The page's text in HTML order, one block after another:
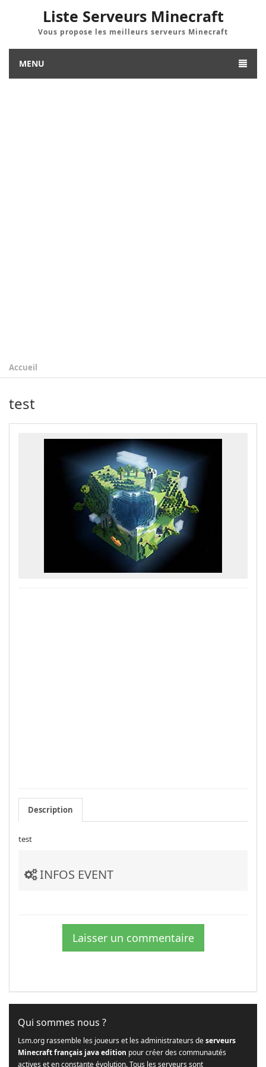
Liste Serveurs Minecraft
Vous propose les meilleurs serveurs Minecraft
MENU
Accueil
test
Description
test
INFOS EVENT
Laisser un commentaire
Qui sommes nous ?
Lsm.org rassemble les joueurs et les administrateurs deserveurs
Minecraft français java edition pour créer des communautés
actives et en constante évolution. Tous les serveurs sont